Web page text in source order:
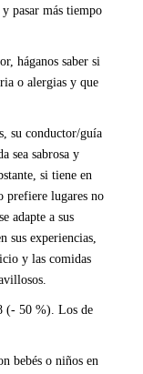
pasar más tiempo
háganos saber si
o alergias y que
su conductor/guía
sea sabrosa y
si tiene en
prefiere lugares no
adapte a sus
sus experiencias,
y las comidas
(- 50 %). Los de
bebés o niños en